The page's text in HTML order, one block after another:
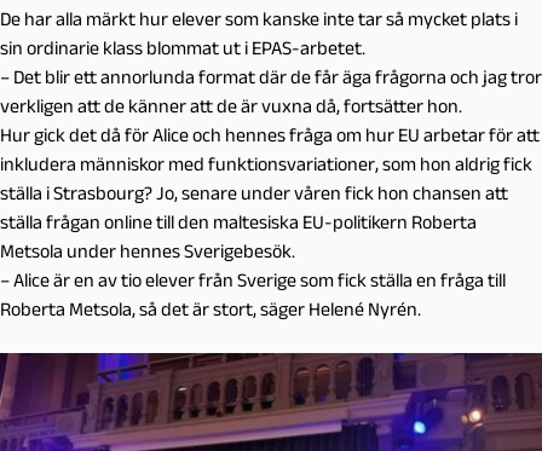
De har alla märkt hur elever som kanske inte tar så mycket plats i
sin ordinarie klass blommat ut i EPAS-arbetet.
– Det blir ett annorlunda format där de får äga frågorna och jag tror
verkligen att de känner att de är vuxna då, fortsätter hon.
Hur gick det då för Alice och hennes fråga om hur EU arbetar för att
inkludera människor med funktionsvariationer, som hon aldrig fick
ställa i Strasbourg? Jo, senare under våren fick hon chansen att
ställa frågan online till den maltesiska EU-politikern Roberta
Metsola under hennes Sverigebesök.
– Alice är en av tio elever från Sverige som fick ställa en fråga till
Roberta Metsola, så det är stort, säger Helené Nyrén.